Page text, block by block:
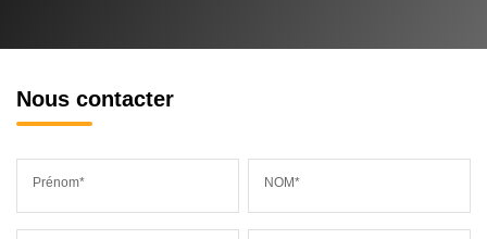
Nous contacter
Prénom* NOM*